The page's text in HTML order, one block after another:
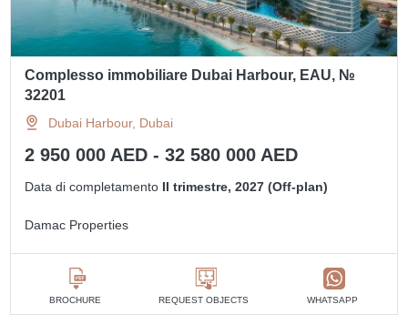
Complesso immobiliare Dubai Harbour, EAU, №
32201
Dubai Harbour, Dubai
2 950 000 AED - 32 580 000 AED
Data di completamento II trimestre, 2027 (Off-plan)
Damac Properties
BROCHURE REQUEST OBJECTS WHATSAPP